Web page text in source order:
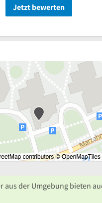
Jetzt bewerten
aus der Umgebung bieten